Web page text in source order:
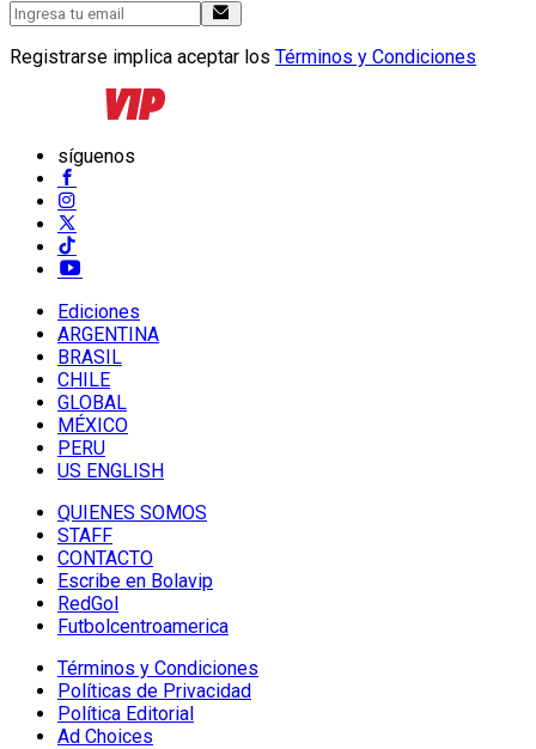
Registrarse implica aceptar los Términos y Condiciones
síguenos
Ediciones
ARGENTINA
BRASIL
CHILE
GLOBAL
MÉXICO
PERU
US ENGLISH
QUIENES SOMOS
STAFF
CONTACTO
Escribe en Bolavip
RedGol
Futbolcentroamerica
Términos y Condiciones
Políticas de Privacidad
Política Editorial
Ad Choices